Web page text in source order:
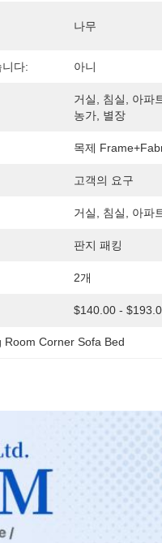
나무
다: 아니
거실, 침실, 아파
농가, 별장
목제
고객의 요구
거실, 침실, 아파
판지 패킹
2개
$140.00 -
Room Corner Sofa Bed